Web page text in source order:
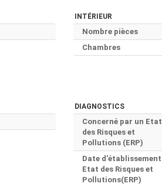
INTÉRIEUR
Nombre pièces
Chambres
DIAGNOSTICS
Concerné par un Etat
des Risques et
Pollutions (ERP)
Date d'établissement
Etat des Risques et
Pollutions(ERP)